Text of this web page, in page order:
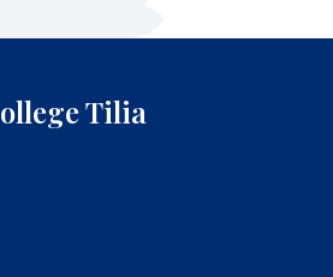
Tilia